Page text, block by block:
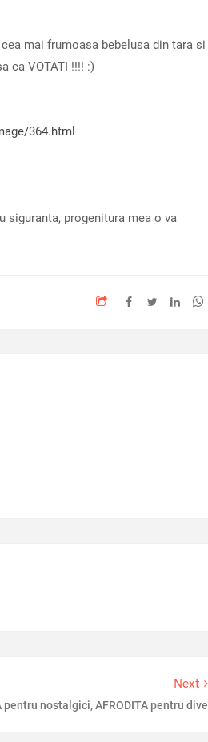
mai frumoasa bebelusa din tara si
ca VOTATI !!!! :)
364.html
siguranta, progenitura mea o va
Next
pentru nostalgici, AFRODITA pentru dive